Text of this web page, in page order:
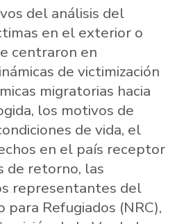
del análisis del
en el exterior o
centraron en
de victimización
migratorias hacia
los motivos de
de vida, el
en el país receptor
de retorno, las
representantes del
para Refugiados (NRC),